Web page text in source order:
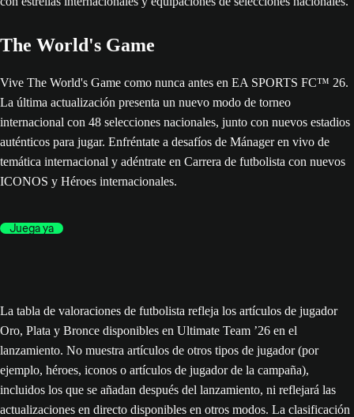
The World's Game
Vive The World's Game como nunca antes en EA SPORTS FC™ 26.
La última actualización presenta un nuevo modo de torneo
internacional con 48 selecciones nacionales, junto con nuevos estadios
auténticos para jugar. Enfréntate a desafíos de Mánager en vivo de
temática internacional y adéntrate en Carrera de futbolista con nuevos
ICONOS y Héroes internacionales.
Juega ya
La tabla de valoraciones de futbolista refleja los artículos de jugador
Oro, Plata y Bronce disponibles en Ultimate Team ’26 en el
lanzamiento. No muestra artículos de otros tipos de jugador (por
ejemplo, héroes, iconos o artículos de jugador de la campaña),
incluidos los que se añadan después del lanzamiento, ni reflejará las
actualizaciones en directo disponibles en otros modos. La clasificación